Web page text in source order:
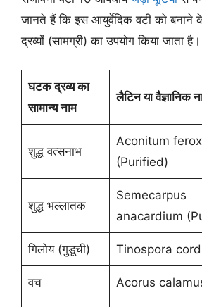
जानते हैं कि इस आयुर्वेदिक वटी को
द्रव्यों (सामग्री) का उपयोग किया जाता है।
घटक द्रव्य का
सामान्य नाम
लैटिन या वैज्ञानिक
शुद्ध वत्सनाभ
Aconitum ferox
(Purified)
शुद्ध भल्लातक
Semecarpus
anacardium
गिलोय (गुडूची) Tinospora
वच Acorus